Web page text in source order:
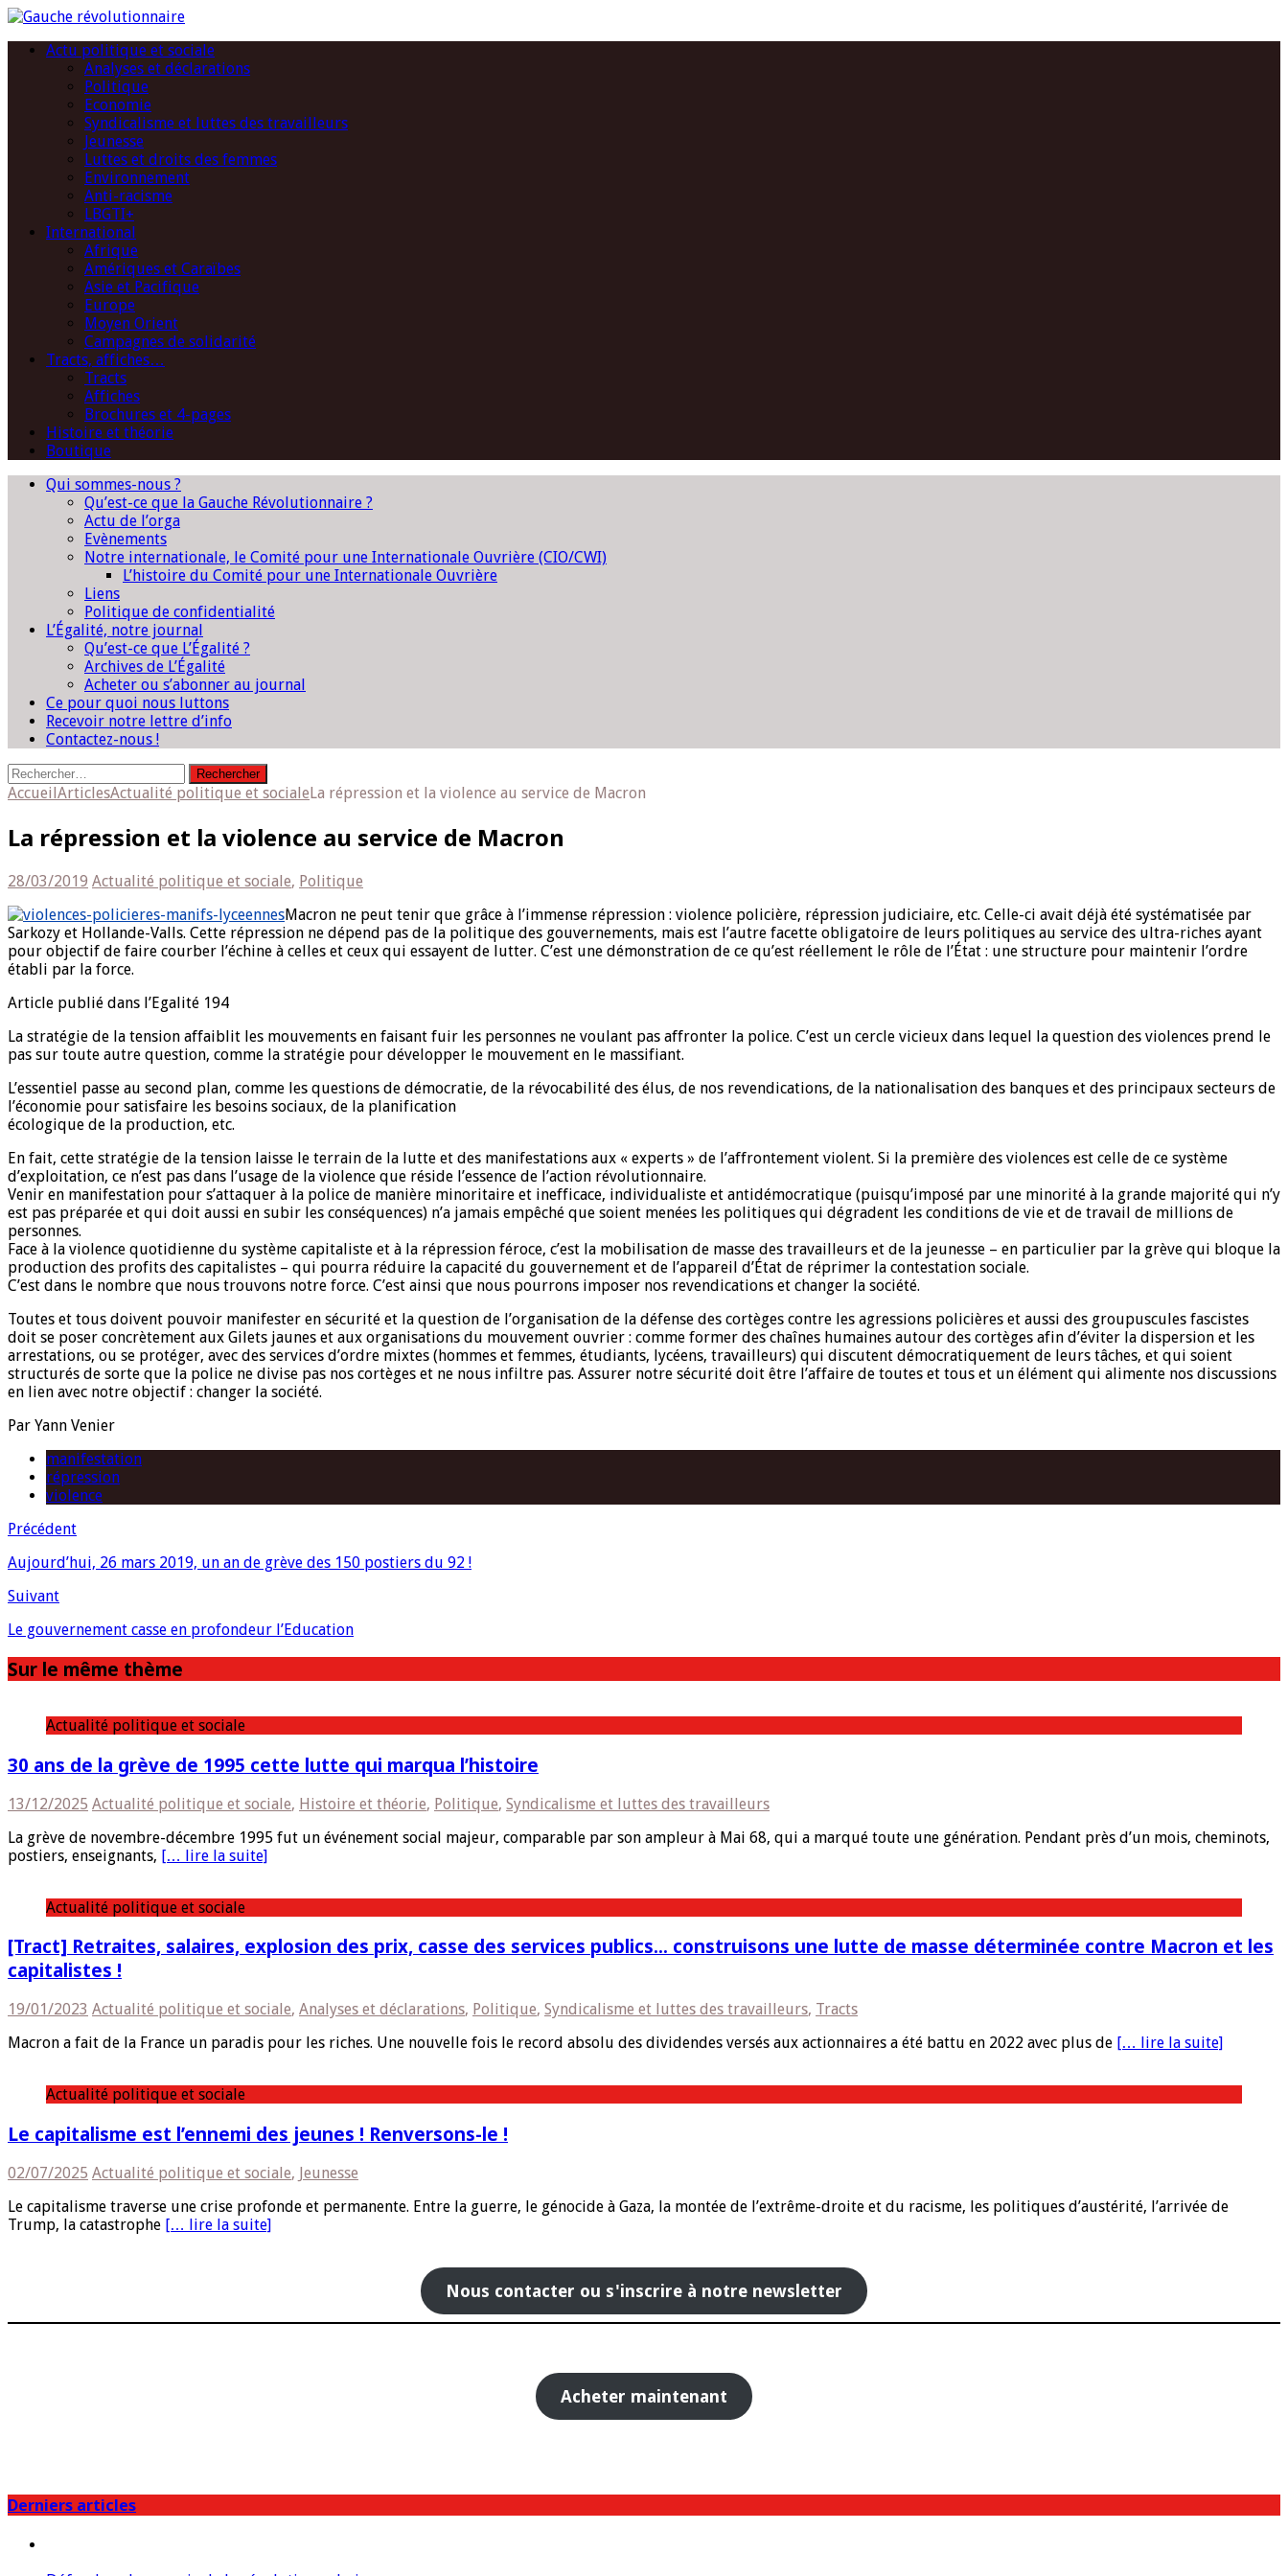
Actu politique et sociale
Analyses et déclarations
Politique
Economie
Syndicalisme et luttes des travailleurs
Jeunesse
Luttes et droits des femmes
Environnement
Anti-racisme
LBGTI+
International
Afrique
Amériques et Caraïbes
Asie et Pacifique
Europe
Moyen Orient
Campagnes de solidarité
Tracts, affiches…
Tracts
Affiches
Brochures et 4-pages
Histoire et théorie
Boutique
Qui sommes-nous ?
Qu’est-ce que la Gauche Révolutionnaire ?
Actu de l’orga
Evènements
Notre internationale, le Comité pour une Internationale Ouvrière (CIO/CWI)
L’histoire du Comité pour une Internationale Ouvrière
Liens
Politique de confidentialité
L’Égalité, notre journal
Qu’est-ce que L’Égalité ?
Archives de L’Égalité
Acheter ou s’abonner au journal
Ce pour quoi nous luttons
Recevoir notre lettre d’info
Contactez-nous !
Rechercher :
AccueilArticlesActualité politique et socialeLa répression et la violence au service de Macron
La répression et la violence au service de Macron
28/03/2019 Actualité politique et sociale, Politique
Macron ne peut tenir que grâce à l’immense répression : violence policière, répression judiciaire, etc. Celle-ci avait déjà été systématisée par
Sarkozy et Hollande-Valls. Cette répression ne dépend pas de la politique des gouvernements, mais est l’autre facette obligatoire de leurs politiques au service des ultra-riches ayant
pour objectif de faire courber l’échine à celles et ceux qui essayent de lutter. C’est une démonstration de ce qu’est réellement le rôle de l’État : une structure pour maintenir l’ordre
établi par la force.
Article publié dans l’Egalité 194
La stratégie de la tension affaiblit les mouvements en faisant fuir les personnes ne voulant pas affronter la police. C’est un cercle vicieux dans lequel la question des violences prend le
pas sur toute autre question, comme la stratégie pour développer le mouvement en le massifiant.
L’essentiel passe au second plan, comme les questions de démocratie, de la révocabilité des élus, de nos revendications, de la nationalisation des banques et des principaux secteurs de
l’économie pour satisfaire les besoins sociaux, de la planification
écologique de la production, etc.
En fait, cette stratégie de la tension laisse le terrain de la lutte et des manifestations aux « experts » de l’affrontement violent. Si la première des violences est celle de ce système
d’exploitation, ce n’est pas dans l’usage de la violence que réside l’essence de l’action révolutionnaire.
Venir en manifestation pour s’attaquer à la police de manière minoritaire et inefficace, individualiste et antidémocratique (puisqu’imposé par une minorité à la grande majorité qui n’y
est pas préparée et qui doit aussi en subir les conséquences) n’a jamais empêché que soient menées les politiques qui dégradent les conditions de vie et de travail de millions de
personnes.
Face à la violence quotidienne du système capitaliste et à la répression féroce, c’est la mobilisation de masse des travailleurs et de la jeunesse – en particulier par la grève qui bloque la
production des profits des capitalistes – qui pourra réduire la capacité du gouvernement et de l’appareil d’État de réprimer la contestation sociale.
C’est dans le nombre que nous trouvons notre force. C’est ainsi que nous pourrons imposer nos revendications et changer la société.
Toutes et tous doivent pouvoir manifester en sécurité et la question de l’organisation de la défense des cortèges contre les agressions policières et aussi des groupuscules fascistes
doit se poser concrètement aux Gilets jaunes et aux organisations du mouvement ouvrier : comme former des chaînes humaines autour des cortèges afin d’éviter la dispersion et les
arrestations, ou se protéger, avec des services d’ordre mixtes (hommes et femmes, étudiants, lycéens, travailleurs) qui discutent démocratiquement de leurs tâches, et qui soient
structurés de sorte que la police ne divise pas nos cortèges et ne nous infiltre pas. Assurer notre sécurité doit être l’affaire de toutes et tous et un élément qui alimente nos discussions
en lien avec notre objectif : changer la société.
Par Yann Venier
manifestation
répression
violence
Précédent
Aujourd’hui, 26 mars 2019, un an de grève des 150 postiers du 92 !
Suivant
Le gouvernement casse en profondeur l’Education
Sur le même thème
Actualité politique et sociale
30 ans de la grève de 1995 cette lutte qui marqua l’histoire
13/12/2025 Actualité politique et sociale, Histoire et théorie, Politique, Syndicalisme et luttes des travailleurs
La grève de novembre-décembre 1995 fut un événement social majeur, comparable par son ampleur à Mai 68, qui a marqué toute une génération. Pendant près d’un mois, cheminots,
postiers, enseignants, [… lire la suite]
Actualité politique et sociale
[Tract] Retraites, salaires, explosion des prix, casse des services publics… construisons une lutte de masse déterminée contre Macron et les
capitalistes !
19/01/2023 Actualité politique et sociale, Analyses et déclarations, Politique, Syndicalisme et luttes des travailleurs, Tracts
Macron a fait de la France un paradis pour les riches. Une nouvelle fois le record absolu des dividendes versés aux actionnaires a été battu en 2022 avec plus de [… lire la suite]
Actualité politique et sociale
Le capitalisme est l’ennemi des jeunes ! Renversons-le !
02/07/2025 Actualité politique et sociale, Jeunesse
Le capitalisme traverse une crise profonde et permanente. Entre la guerre, le génocide à Gaza, la montée de l’extrême-droite et du racisme, les politiques d’austérité, l’arrivée de
Trump, la catastrophe [… lire la suite]
Nous contacter ou s'inscrire à notre newsletter
Acheter maintenant
Derniers articles